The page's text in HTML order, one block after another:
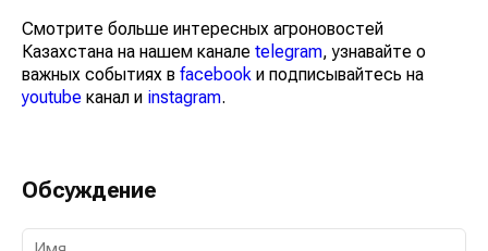
Смотрите больше интересных агроновостей
Казахстана на нашем каналеtelegram , узнавайте о
важных событиях вfacebook и подписывайтесь на
youtube канал иinstagram
Обсуждение